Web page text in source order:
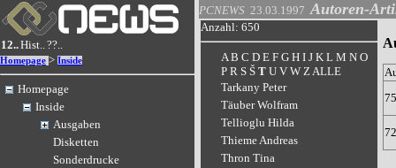
12..Hist..??..
Homepage > Inside
Homepage
Inside
Ausgaben
Disketten
Sonderdrucke
PCNEWS 23.03.1997 Autoren-
Anzahl: 650
A B C D E F G H I J K L M N O
P R S Š T U V W ZALLE
Tarkany Peter
Täuber Wolfram
Tellioglu Hilda
Thieme Andreas
Thron Tina
75
72